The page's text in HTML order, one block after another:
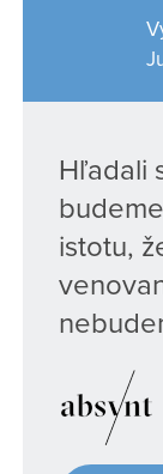
Hľadali
istotu,